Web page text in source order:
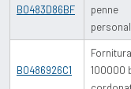
B0483D86BF
penne
B0486926C1
100000